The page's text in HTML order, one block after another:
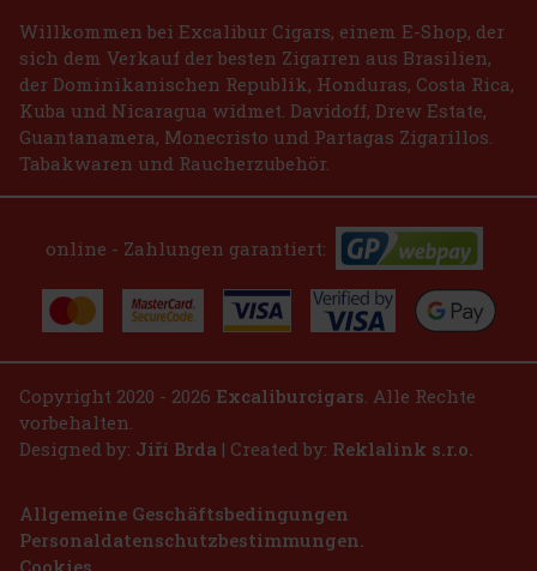
Willkommen bei Excalibur Cigars, einem E-Shop, der
sich dem Verkauf der besten Zigarren aus Brasilien,
der Dominikanischen Republik, Honduras, Costa Rica,
Kuba und Nicaragua widmet. Davidoff, Drew Estate,
Guantanamera, Monecristo und Partagas Zigarillos.
Tabakwaren und Raucherzubehör.
online - Zahlungen garantiert:
Copyright 2020 - 2026 Excaliburcigars . Alle Rechte
vorbehalten.
Designed by: Jiří Brda | Created by: Reklalink s.r.o.
Allgemeine Geschäftsbedingungen
Personaldatenschutzbestimmungen.
Cookies